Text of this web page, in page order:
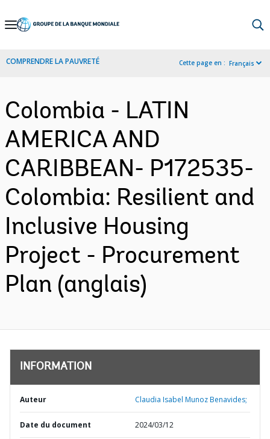
Skip
Navigation
COMPRENDRE LA PAUVRETÉ Cette page en : Français
Colombia - LATIN
AMERICA AND
CARIBBEAN- P172535-
Colombia: Resilient and
Inclusive Housing
Project - Procurement
Plan (anglais)
INFORMATION
Auteur Claudia Isabel Munoz Benavides;
Date du document 2024/03/12